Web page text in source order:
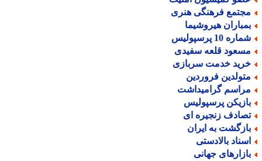
فرهنگی هنری
هیروشیما
10 پرسپولیس
قلعه سفیدی
خدمت سربازی
فروردین
گرامیداشت
پرسپولیس
زنجیره ای
به ایران
بالادستی
جهانی